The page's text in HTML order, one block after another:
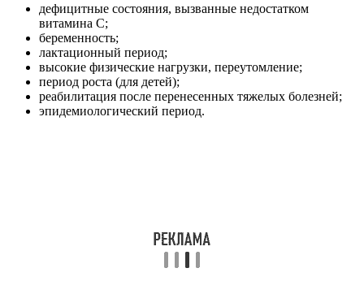
дефицитные состояния, вызванные недостатком
витамина C;
беременность;
лактационный период;
высокие физические нагрузки, переутомление;
период роста (для детей);
реабилитация после перенесенных тяжелых болезней;
эпидемиологический период.